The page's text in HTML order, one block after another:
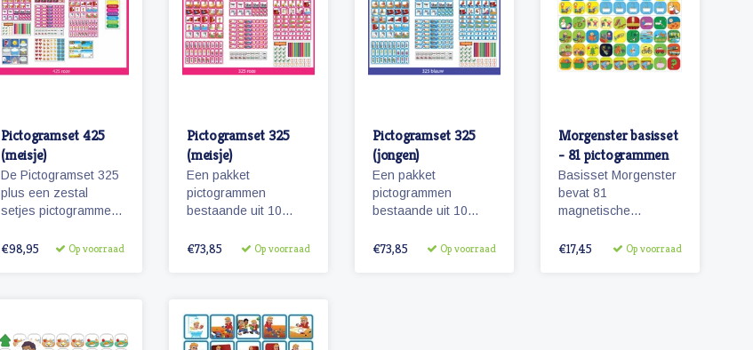
Pictogramset 425
(meisje)
De Pictogramset 325
plus een zestal
setjes pictogrammen
weer, maanden,
€98,95 Op voorraad
Pictogramset 325
(meisje)
Een pakket
pictogrammen
bestaande uit 10
totaal 325
€73,85 Op voorraad
Pictogramset 325
(jongen)
Een pakket
pictogrammen
bestaande uit 10
totaal 325
€73,85 Op voorraad
Morgenster basisset
- 81 pictogrammen
Basisset Morgenster
bevat 81
magnetische
pictogrammen
€17,45 Op voorraad